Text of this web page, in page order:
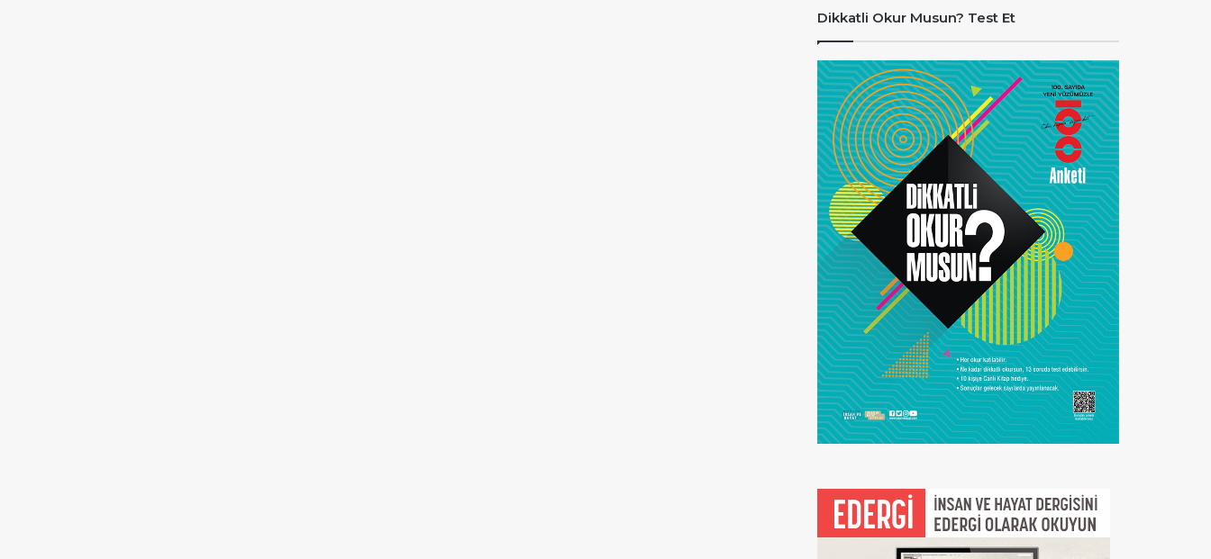
Dikkatli Okur Musun? Test Et